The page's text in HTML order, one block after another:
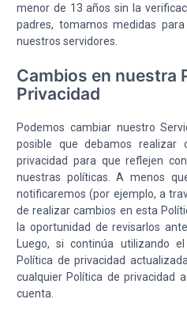
menor de 13 años sin la
padres, tomamos medidas
nuestros servidores.
Cambios en nuestra
Privacidad
Podemos cambiar nuestro
posible que debamos realizar
privacidad para que reflejen
nuestras políticas. A menos
notificaremos (por ejemplo, a
de realizar cambios en esta
la oportunidad de revisarlos
Luego, si continúa utilizando
Política de privacidad
cualquier Política de privacidad
cuenta.